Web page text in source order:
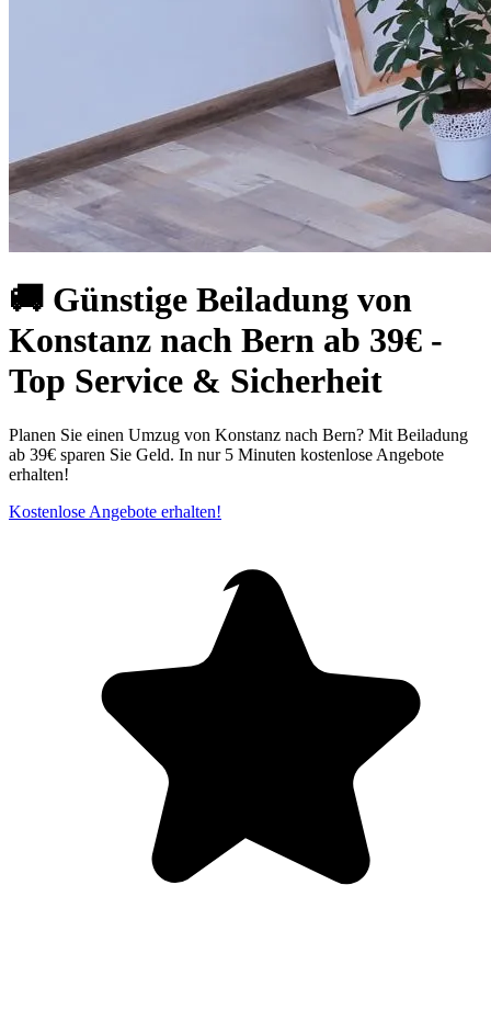
🚚 Günstige Beiladung von
Konstanz nach Bern ab 39€ -
Top Service & Sicherheit
Planen Sie einen Umzug von Konstanz nach Bern? Mit Beiladung
ab 39€ sparen Sie Geld. In nur 5 Minuten kostenlose Angebote
erhalten!
Kostenlose Angebote erhalten!